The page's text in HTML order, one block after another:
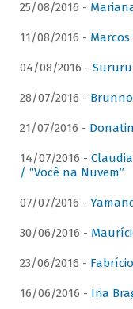
25/08/2016 -
11/08/2016 -
04/08/2016 - Sururu
28/07/2016 -
21/07/2016 -
14/07/2016 -
/ “Você na Nuvem”
07/07/2016 -
30/06/2016 -
23/06/2016 -
16/06/2016 - Iria